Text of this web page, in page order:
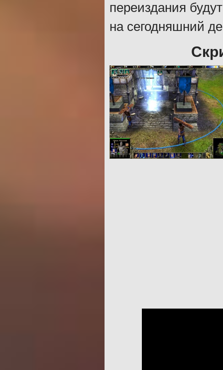
переиздания
на сегодняшний